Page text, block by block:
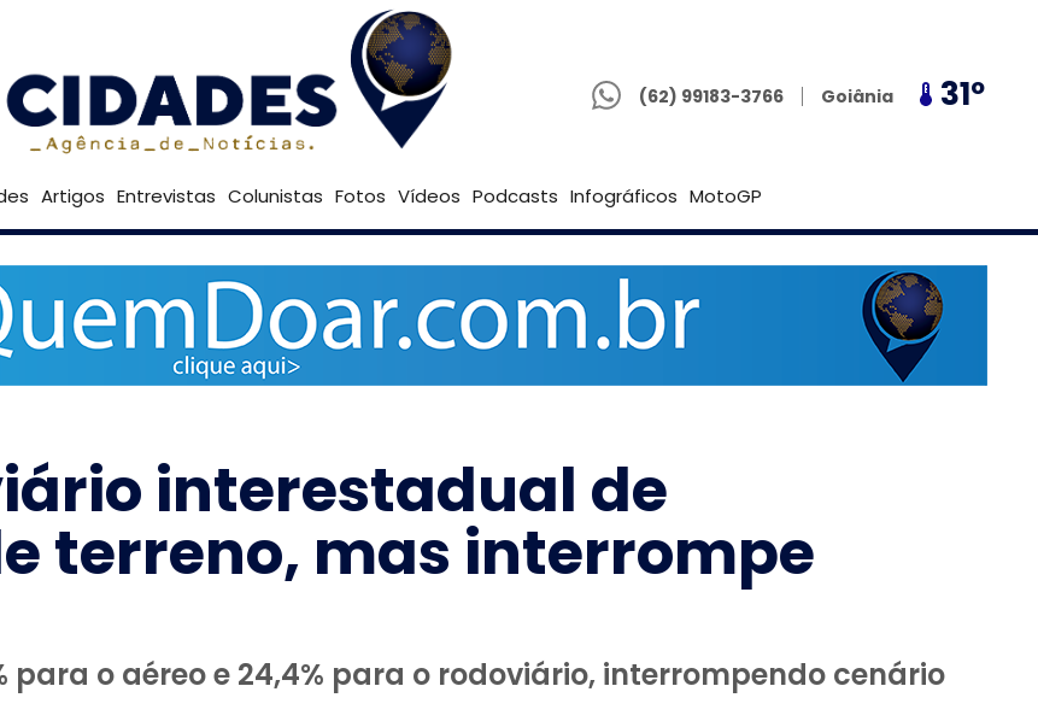
(62) 99183-3766
Goiânia 31º Brasília Goiânia 31º Brasília 29º
Artigos Entrevistas Colunistas Fotos Vídeos Podcasts Infográficos MotoGP
interestadual de
terreno, mas interrompe
para o aéreo e 24,4% para o rodoviário, interrompendo cenário